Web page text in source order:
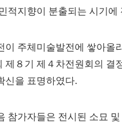
적지향이 분출되는 시기
이 주체미술발전에 쌓아올
제８기 제４차전원회의 결
신을 표명하였다.
참가자들은 전시된 소묘